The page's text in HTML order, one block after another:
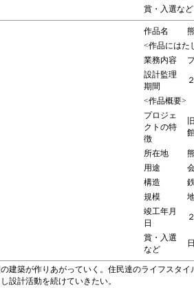
賞・入選など
作品名
<作品にはた
業務内容
設計監理
期間
<作品概要>
プロジェ
クトの特
徴
所在地
用途
構造
規模
竣工年月
日
賞・入選
など
建築が作りあがっていく。住民達のライフスタ
設計活動を続けていきたい。